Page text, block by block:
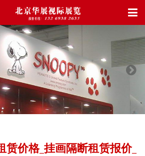
价格_挂画隔断租赁报价_